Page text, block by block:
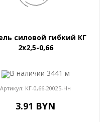
силовой гибкий КГ
2x2,5-0,66
В наличии 3441 м
Артикул: КГ-0,66-20025-Нн
3.91 BYN